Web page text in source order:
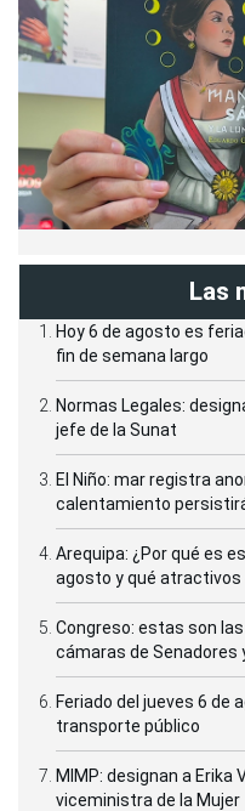
Las
Hoy 6 de agosto es
fin de semana largo
Normas Legales:
jefe de la Sunat
El Niño: mar registra
calentamiento
Arequipa: ¿Por qué es
agosto y qué atractivos
Congreso: estas son
cámaras de Senadores
Feriado del jueves 6 de
transporte público
MIMP: designan a Erika
viceministra de la Mujer